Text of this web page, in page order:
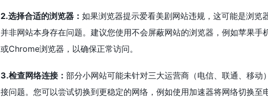
2.选择合适的浏览器： 如果浏览器提示爱看美剧网站违规，这可能是浏览
并非网站本身存在问题。建议您使用不会屏蔽网站的浏览器，例如苹果手
或Chrome浏览器，以确保正常访问。
3.检查网络连接： 部分小网站可能未针对三大运营商（电信、联通、移动
接问题。您可以尝试切换到更稳定的网络，例如使用加速器将网络切换至